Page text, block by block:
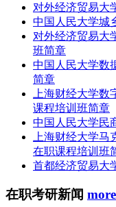
对外经济贸易大
中国人民大学城
对外经济贸易大
班简章
中国人民大学数
简章
上海财经大学
课程培训班简章
中国人民大学民
上海财经大学
在职课程培训班
首都经济贸易大
在职考研新闻